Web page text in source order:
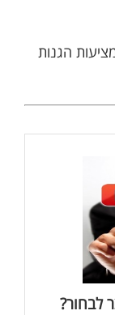
הגנות
לבחור?
הביטוחיים
איזה
לא
רוצים